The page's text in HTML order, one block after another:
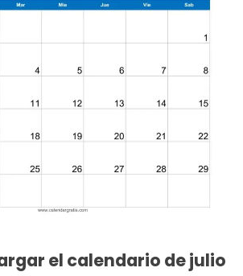
el calendario de julio